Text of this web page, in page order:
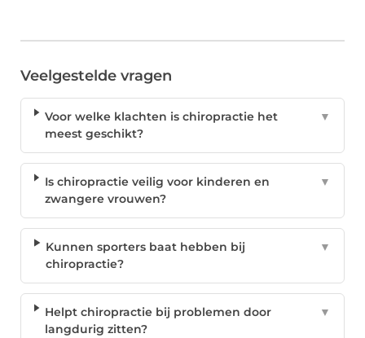
Veelgestelde vragen
Voor welke klachten is chiropractie het
meest geschikt?
▼
Is chiropractie veilig voor kinderen en
zwangere vrouwen?
▼
Kunnen sporters baat hebben bij
chiropractie?
▼
Helpt chiropractie bij problemen door
langdurig zitten?
▼